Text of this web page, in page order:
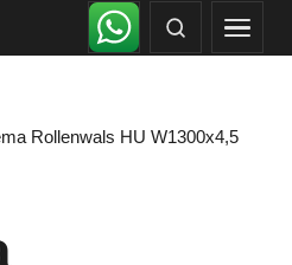
Rollenwals HU W1300x4,5